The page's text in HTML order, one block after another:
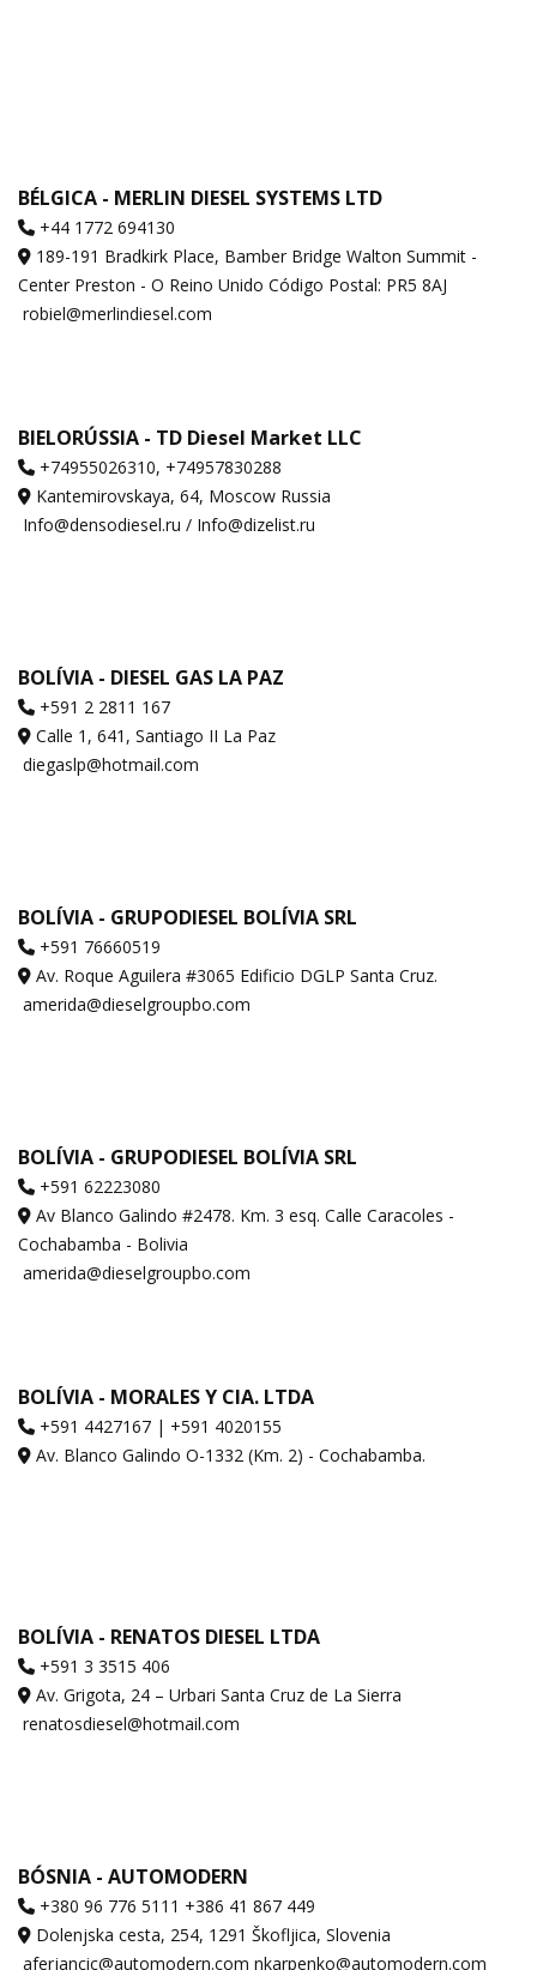
BÉLGICA - MERLIN DIESEL SYSTEMS LTD
+44 1772 694130
189-191 Bradkirk Place, Bamber Bridge Walton Summit -
Center Preston - O Reino Unido Código Postal: PR5 8AJ
robiel@merlindiesel.com
BIELORÚSSIA - TD Diesel Market LLC
‪+74955026310‬, ‪+74957830288‬
Kantemirovskaya, 64, Moscow Russia
Info@densodiesel.ru / Info@dizelist.ru
BOLÍVIA - DIESEL GAS LA PAZ
+591 2 2811 167
Calle 1, 641, Santiago II La Paz
diegaslp@hotmail.com
BOLÍVIA - GRUPODIESEL BOLÍVIA SRL
+591 76660519
Av. Roque Aguilera #3065 Edificio DGLP Santa Cruz.
amerida@dieselgroupbo.com
BOLÍVIA - GRUPODIESEL BOLÍVIA SRL
+591 62223080
Av Blanco Galindo #2478. Km. 3 esq. Calle Caracoles -
Cochabamba - Bolivia
amerida@dieselgroupbo.com
BOLÍVIA - MORALES Y CIA. LTDA
+591 4427167 | +591 4020155
Av. Blanco Galindo O-1332 (Km. 2) - Cochabamba.
BOLÍVIA - RENATOS DIESEL LTDA
+591 3 3515 406
Av. Grigota, 24 – Urbari Santa Cruz de La Sierra
renatosdiesel@hotmail.com
BÓSNIA - AUTOMODERN
+380 96 776 5111 +386 41 867 449
Dolenjska cesta, 254, 1291 Škofljica, Slovenia
aferjancic@automodern.com nkarpenko@automodern.com